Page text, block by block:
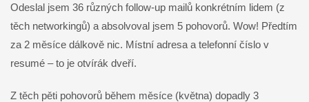
Odeslal jsem 36 různých follow-up mailů konkrétním lidem (z
těch networkingů) a absolvoval jsem 5 pohovorů. Wow! Předtím
za 2 měsíce dálkově nic. Místní adresa a telefonní číslo v
resumé – to je otvírák dveří.
Z těch pěti pohovorů během měsíce (května) dopadly 3